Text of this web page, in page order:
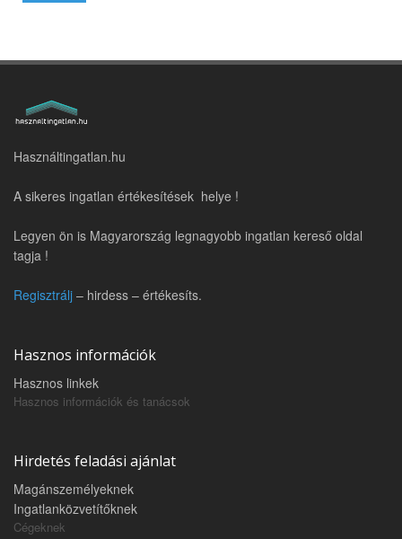
Használtingatlan.hu
A sikeres ingatlan értékesítések helye !
Legyen ön is Magyarország legnagyobb ingatlan kereső oldal
tagja !
Regisztrálj – hirdess – értékesíts.
Hasznos információk
Hasznos linkek
Hasznos információk és tanácsok
Hirdetés feladási ajánlat
Magánszemélyeknek
Ingatlanközvetítőknek
Cégeknek